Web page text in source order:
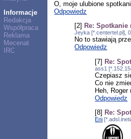
Informacje
Redakcja
Współpraca
Reklama
Mecenat
IRC
O, moje ulubione
Odpowiedz
[2] Re:
Jeyka [*.centertel.pl],
No to stawiają
Odpowiedz
[7] Re:
ass1
Czepiasz
Co nie
Heh,
Odpowiedz
[8] Re:
Eni